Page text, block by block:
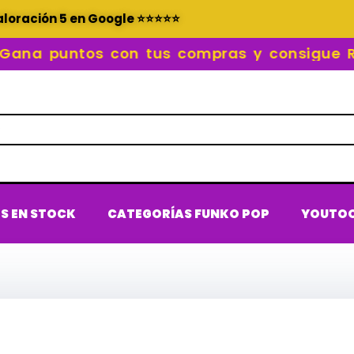
5 en Google ⭐⭐⭐⭐⭐
puntos con tus compras y consigue
EN STOCK CATEGORÍAS FUNKO POP